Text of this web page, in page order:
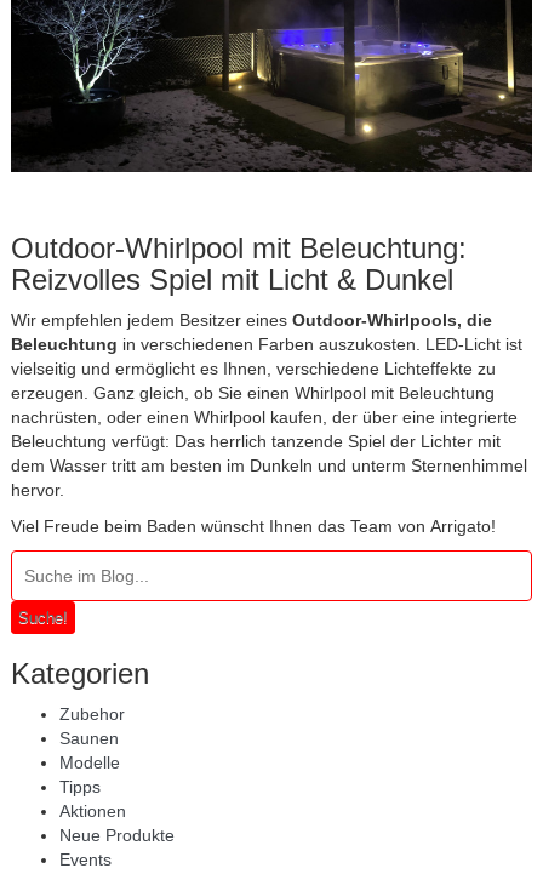
Outdoor-Whirlpool mit Beleuchtung:
Reizvolles Spiel mit Licht & Dunkel
Wir empfehlen jedem Besitzer eines Outdoor-Whirlpools, die
Beleuchtung in verschiedenen Farben auszukosten. LED-Licht ist
vielseitig und ermöglicht es Ihnen, verschiedene Lichteffekte zu
erzeugen. Ganz gleich, ob Sie einen Whirlpool mit Beleuchtung
nachrüsten, oder einen Whirlpool kaufen, der über eine integrierte
Beleuchtung verfügt: Das herrlich tanzende Spiel der Lichter mit
dem Wasser tritt am besten im Dunkeln und unterm Sternenhimmel
hervor.
Viel Freude beim Baden wünscht Ihnen das Team von Arrigato!
Suche!
Kategorien
Zubehor
Saunen
Modelle
Tipps
Aktionen
Neue Produkte
Events